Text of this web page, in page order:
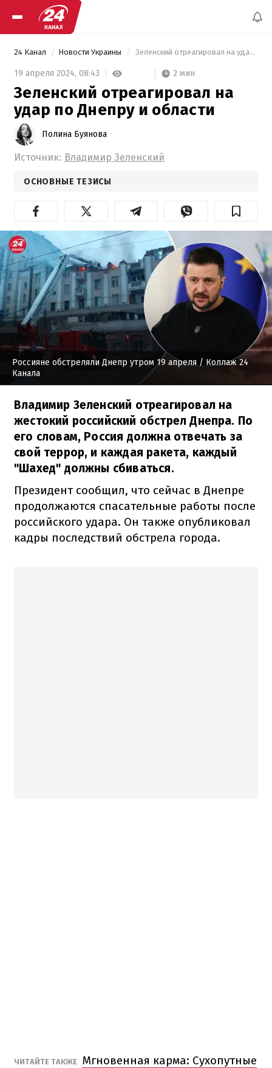
24 Канал Новости Украины Зеленский отреагировал на удар по Днепру и области
19 апреля 2024, 08:43 2 мин
Зеленский отреагировал на
удар по Днепру и области
Полина Буянова
Источник: Владимир Зеленский
ОСНОВНЫЕ ТЕЗИСЫ
Россияне обстреляли Днепр утром 19 апреля / Коллаж 24
Канала
Владимир Зеленский отреагировал на
жестокий российский обстрел Днепра. По
его словам, Россия должна отвечать за
свой террор, и каждая ракета, каждый
"Шахед" должны сбиваться.
Президент сообщил, что сейчас в Днепре
продолжаются спасательные работы после
российского удара. Он также опубликовал
кадры последствий обстрела города.
ЧИТАЙТЕ ТАКЖЕ Мгновенная карма: Сухопутные